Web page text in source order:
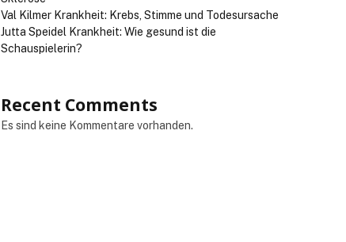
Val Kilmer Krankheit: Krebs, Stimme und Todesursache
Jutta Speidel Krankheit: Wie gesund ist die
Schauspielerin?
Recent Comments
Es sind keine Kommentare vorhanden.